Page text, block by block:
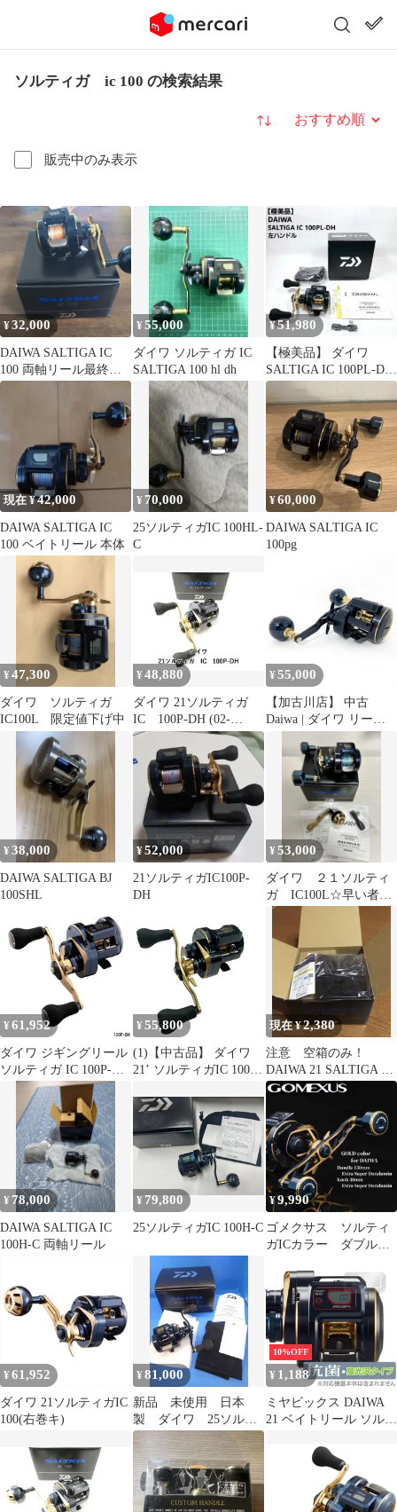
ソルティガ ic 100 の検索結果
販売中のみ表示
並び替え
¥32,000
DAIWA SALTIGA IC
100 両軸リール最終値
下げ
¥55,000
ダイワ ソルティガ IC
SALTIGA 100 hl dh
¥51,980
【極美品】 ダイワ
SALTIGA IC 100PL-DH
左ハンドル
現在 ¥42,000
DAIWA SALTIGA IC
100 ベイトリール 本体
¥ 70,000
25ソルティガIC 100HL-
C
¥60,000
DAIWA SALTIGA IC
100pg
¥47,300
ダイワ ソルティガ
IC100L 限定値下げ中
¥48,880
ダイワ 21ソルティガ
IC 100P-DH (02-
9205150019)
¥ 55,000
【加古川店】 中古
Daiwa | ダイワ リール
21ソルティガIC 100H-
DH 【ベイトリール/右
ハンドル】 【86】
¥38,000
DAIWA SALTIGA BJ
100SHL
¥52,000
21ソルティガIC100P-
DH
¥53,000
ダイワ ２１ソルティ
ガ IC100L☆早い者勝
ち☆釣り引退☆処分品
☆美品
¥ 61,952
ダイワ ジギングリール
ソルティガ IC 100P-DH
右ハンドル [2021年モ
デル]
¥ 55,800
(1)【中古品】 ダイワ
21’ ソルティガIC 100P-
現在 ¥2,380
注意 空箱のみ！
DAIWA 21 SALTIGA IC
100H-DHの空箱のみ
¥ 78,000
DAIWA SALTIGA IC
100H-C 両軸リール
¥79,800
25ソルティガIC 100H-C
¥9,990
ゴメクサス ソルティ
ガICカラー ダブルハ
シマノ
¥ 61,952
ダイワ 21ソルティガIC
100(右巻キ)
¥81,000
新品 未使用 日本
製 ダイワ 25ソルテ
ィガIC 100P－DH－
C 右巻き ジギン
グ カウンターリー
ル コネクト 最新モ
デル (03)
10%OFF
¥ 1,188
ミヤビックス DAIWA
21 ベイトリール ソルテ
き 対応 保護 フィルム
衝撃吸収 低反射 抗菌
防指紋 防気泡 日本製